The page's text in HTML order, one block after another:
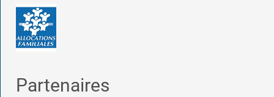
Partenaires